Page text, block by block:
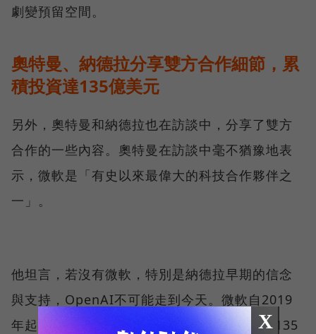
劇變預留空間。
奧特曼、納德拉分享雙方合作細節，累
積投資達135億美元
另外，奧特曼和納德拉也在訪談中，分享了雙方
合作的一些內容。奧特曼在訪談中毫不猶豫地表
示，微軟是「有史以來最偉大的科技合作夥伴之
一」。
他坦言，若沒有微軟，特別是納德拉早期的信念
與支持，OpenAI不可能走到今天。微軟自2019
年起對OpenAI進行了多輪投資，總金額達到135
X